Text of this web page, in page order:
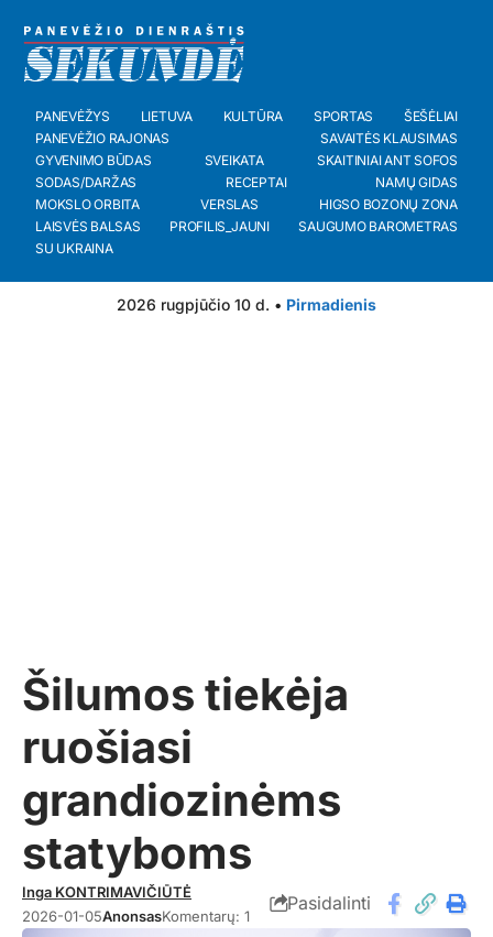
PANEVĖŽYS LIETUVA KULTŪRA SPORTAS
ŠEŠĖLIAI
PANEVĖŽIO RAJONAS
SAVAITĖS KLAUSIMAS
GYVENIMO BŪDAS
SVEIKATA
SKAITINIAI ANT SOFOS
SODAS/DARŽAS
RECEPTAI
NAMŲ GIDAS
MOKSLO ORBITA
VERSLAS
HIGSO BOZONŲ ZONA
LAISVĖS BALSAS
PROFILIS_JAUNI
SAUGUMO BAROMETRAS
SU UKRAINA
2026 rugpjūčio 10 d. • Pirmadienis
Šilumos tiekėja
ruošiasi
grandiozinėms
statyboms
Inga KONTRIMAVIČIŪTĖ
2026-01-05AnonsasKomentarų: 1
Pasidalinti